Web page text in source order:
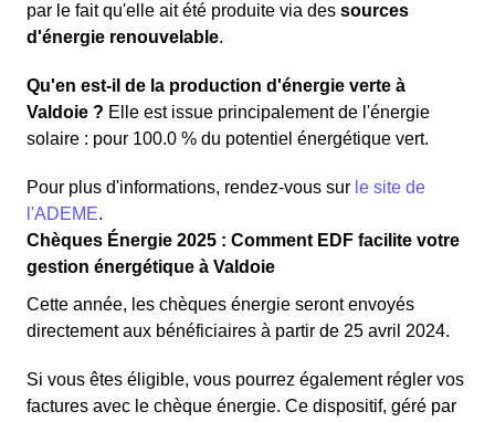
par le fait qu'elle ait été produite via des sources
d'énergie renouvelable.
Qu'en est-il de la production d'énergie verte à
Valdoie ? Elle est issue principalement de l'énergie
solaire : pour 100.0 % du potentiel énergétique vert.
Pour plus d'informations, rendez-vous sur le site de
l'ADEME.
Chèques Énergie 2025 : Comment EDF facilite votre
gestion énergétique à Valdoie
Cette année, les chèques énergie seront envoyés
directement aux bénéficiaires à partir de 25 avril 2024.
Si vous êtes éligible, vous pourrez également régler vos
factures avec le chèque énergie. Ce dispositif, géré par